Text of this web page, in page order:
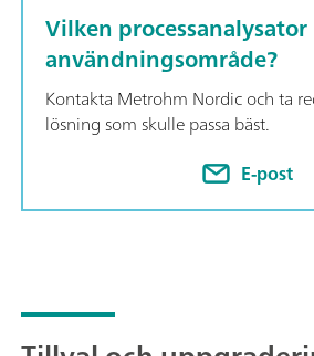
Vilken
användningsområde?
Kontakta Metrohm Nordic och ta
lösning som skulle passa bäst.
E-post